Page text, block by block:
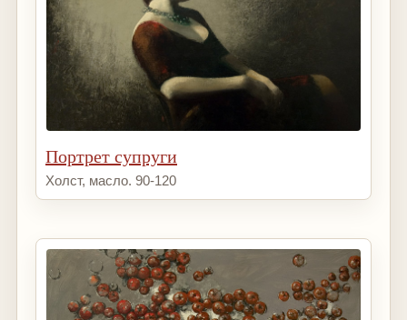
Портрет супруги
Холст, масло. 90-120